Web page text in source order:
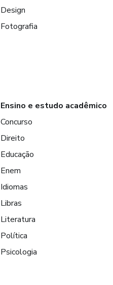
Design
Fotografia
Ensino e estudo acadêmico
Concurso
Direito
Educação
Enem
Idiomas
Libras
Literatura
Política
Psicologia